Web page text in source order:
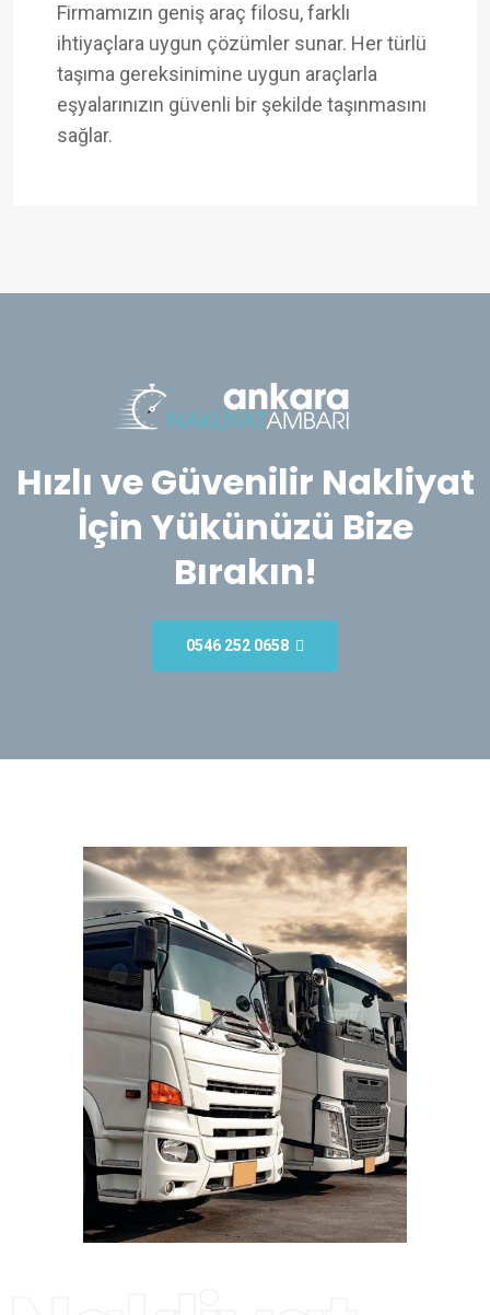
Firmamızın geniş araç filosu, farklı
ihtiyaçlara uygun çözümler sunar. Her türlü
taşıma gereksinimine uygun araçlarla
eşyalarınızın güvenli bir şekilde taşınmasını
sağlar.
Hızlı ve Güvenilir Nakliyat
İçin Yükünüzü Bize
Bırakın!
0546 252 0658